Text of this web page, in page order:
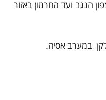
הנגב ועד החרמון באזורי
ובמערב אסיה.